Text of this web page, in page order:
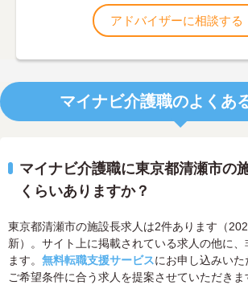
アドバイザーに相談する
マイナビ介護職のよくあ
マイナビ介護職に東京都清瀬市の
くらいありますか？
東京都清瀬市の施設長求人は2件あります（
新）。サイト上に掲載されている求人の他に
ます。 無料転職支援サービスにお申し込みい
ご希望条件に合う求人を提案させていただきま